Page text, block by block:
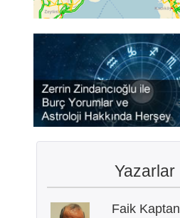
Yazarlar
Faik Kaptan